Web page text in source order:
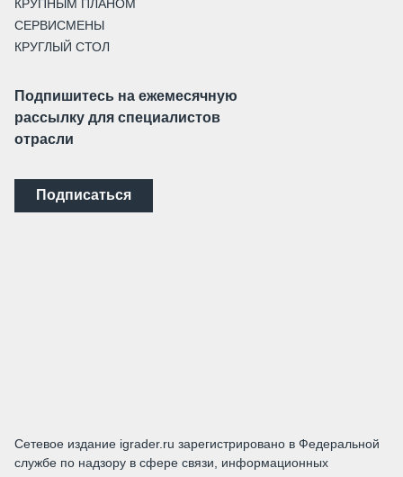
КРУПНЫМ ПЛАНОМ
СЕРВИСМЕНЫ
КРУГЛЫЙ СТОЛ
Подпишитесь на ежемесячную
рассылку для специалистов
отрасли
Подписаться
Сетевое издание igrader.ru зарегистрировано в Федеральной
службе по надзору в сфере связи, информационных